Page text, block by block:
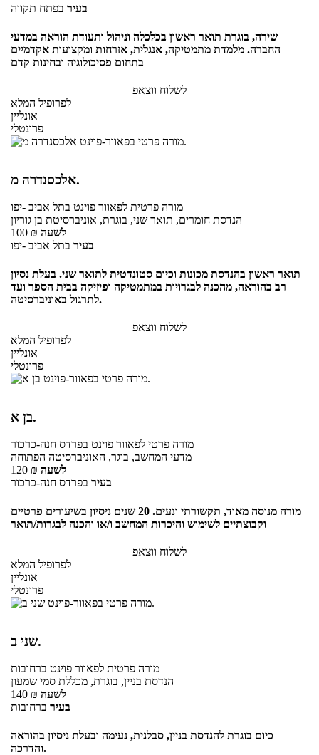
בעיר בפתח תקווה
שירה, בוגרת תואר ראשון בכלכלה וניהול ותעודת הוראה במדעי
החברה. מלמדת מתמטיקה, אנגלית, אזרחות ומקצועות אקדמיים
בתחום פסיכולוגיה ובחינות קדם
לשלוח ווצאפ
לפרופיל המלא
אונליין
פרונטלי
אלכסנדרה מ.
מורה פרטית לפאוור פוינט בתל אביב -יפו
הנדסת חומרים, תואר שני, בוגרת, אוניברסיטת בן גוריון
100 ₪ לשעה
בעיר בתל אביב -יפו
תואר ראשון בהנדסת מכונות וכיום סטונדטית לתואר שני. בעלת נסיון
רב בהוראה, מהכנה לבגרויות במתמטיקה ופיזיקה בבית הספר ועד
לתרגול באוניברסיטה.
לשלוח ווצאפ
לפרופיל המלא
אונליין
פרונטלי
בן א.
מורה פרטי לפאוור פוינט בפרדס חנה-כרכור
מדעי המחשב, בוגר, האוניברסיטה הפתוחה
120 ₪ לשעה
בעיר בפרדס חנה-כרכור
מורה מנוסה מאוד, תקשורתי ונעים. 20 שנים ניסיון בשיעורים פרטיים
וקבוצתיים לשימוש והיכרות המחשב ו/או והכנה לבגרות/תואר
לשלוח ווצאפ
לפרופיל המלא
אונליין
פרונטלי
שני ב.
מורה פרטית לפאוור פוינט ברחובות
הנדסת בניין, בוגרת, מכללת סמי שמעון
140 ₪ לשעה
בעיר ברחובות
כיום בוגרת להנדסת בניין, סבלנית, נעימה ובעלת ניסיון בהוראה
והדרכה.